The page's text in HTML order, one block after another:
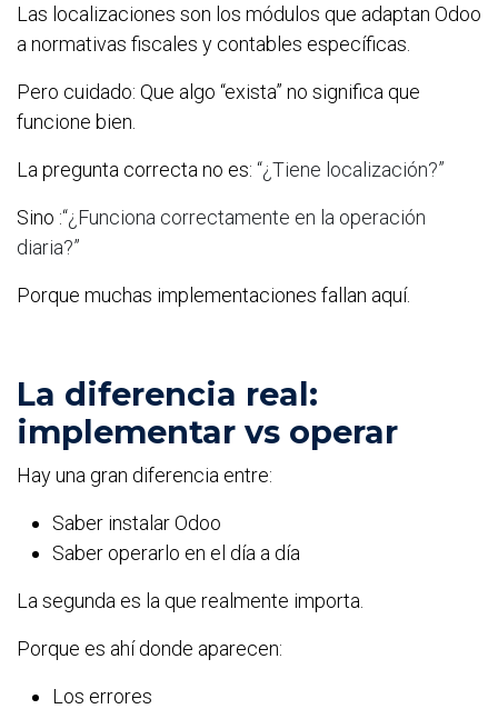
Las localizaciones son los módulos que adaptan Odoo
a normativas fiscales y contables específicas.
Pero cuidado: Que algo “exista” no significa que
funcione bien.
La pregunta correcta no es: “¿Tiene localización?”
Sino :“¿Funciona correctamente en la operación
diaria?”
Porque muchas implementaciones fallan aquí.
La diferencia real:
implementar vs operar
Hay una gran diferencia entre:
Saber instalar Odoo
Saber operarlo en el día a día
La segunda es la que realmente importa.
Porque es ahí donde aparecen:
Los errores